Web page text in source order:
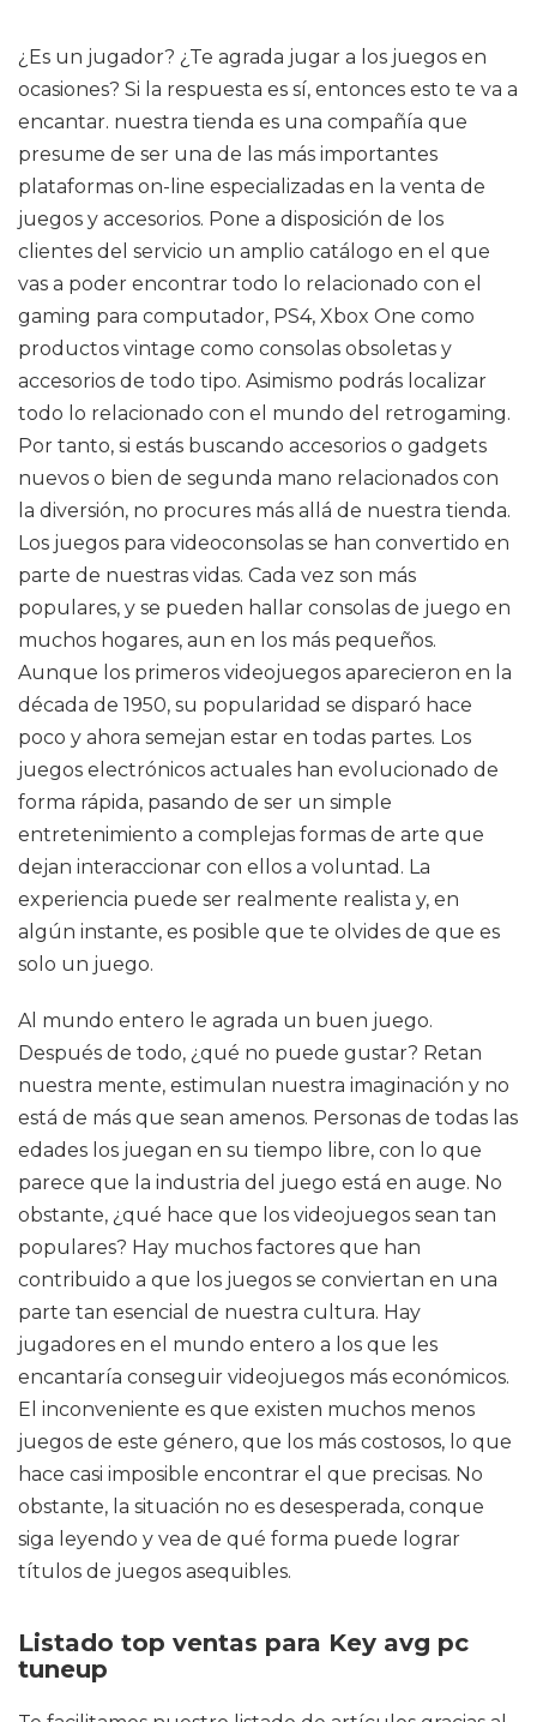
¿Es un jugador? ¿Te agrada jugar a los juegos en
ocasiones? Si la respuesta es sí, entonces esto te va a
encantar. nuestra tienda es una compañía que
presume de ser una de las más importantes
plataformas on-line especializadas en la venta de
juegos y accesorios. Pone a disposición de los
clientes del servicio un amplio catálogo en el que
vas a poder encontrar todo lo relacionado con el
gaming para computador, PS4, Xbox One como
productos vintage como consolas obsoletas y
accesorios de todo tipo. Asimismo podrás localizar
todo lo relacionado con el mundo del retrogaming.
Por tanto, si estás buscando accesorios o gadgets
nuevos o bien de segunda mano relacionados con
la diversión, no procures más allá de nuestra tienda.
Los juegos para videoconsolas se han convertido en
parte de nuestras vidas. Cada vez son más
populares, y se pueden hallar consolas de juego en
muchos hogares, aun en los más pequeños.
Aunque los primeros videojuegos aparecieron en la
década de 1950, su popularidad se disparó hace
poco y ahora semejan estar en todas partes. Los
juegos electrónicos actuales han evolucionado de
forma rápida, pasando de ser un simple
entretenimiento a complejas formas de arte que
dejan interaccionar con ellos a voluntad. La
experiencia puede ser realmente realista y, en
algún instante, es posible que te olvides de que es
solo un juego.
Al mundo entero le agrada un buen juego.
Después de todo, ¿qué no puede gustar? Retan
nuestra mente, estimulan nuestra imaginación y no
está de más que sean amenos. Personas de todas las
edades los juegan en su tiempo libre, con lo que
parece que la industria del juego está en auge. No
obstante, ¿qué hace que los videojuegos sean tan
populares? Hay muchos factores que han
contribuido a que los juegos se conviertan en una
parte tan esencial de nuestra cultura. Hay
jugadores en el mundo entero a los que les
encantaría conseguir videojuegos más económicos.
El inconveniente es que existen muchos menos
juegos de este género, que los más costosos, lo que
hace casi imposible encontrar el que precisas. No
obstante, la situación no es desesperada, conque
siga leyendo y vea de qué forma puede lograr
títulos de juegos asequibles.
Listado top ventas para Key avg pc
tuneup